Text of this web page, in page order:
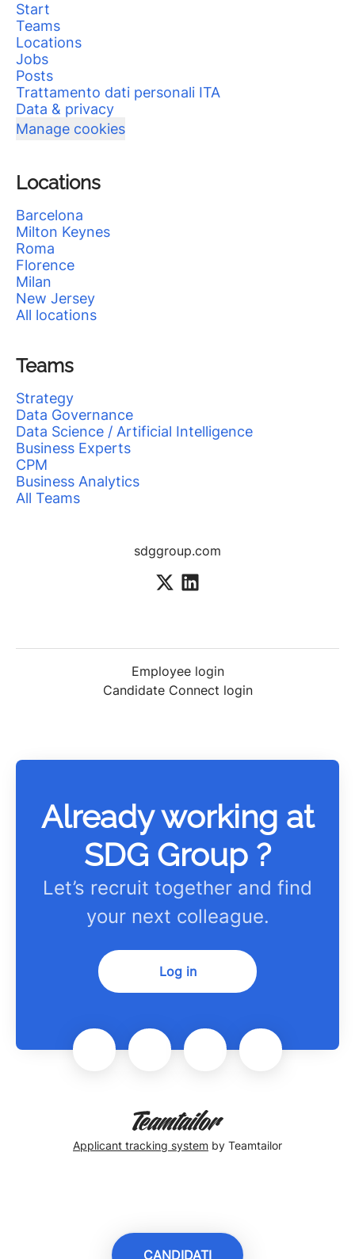
CANDIDATI
Start
Teams
Locations
Jobs
Posts
Trattamento dati personali ITA
Data & privacy
Manage cookies
Locations
Barcelona
Milton Keynes
Roma
Florence
Milan
New Jersey
All locations
Teams
Strategy
Data Governance
Data Science / Artificial Intelligence
Business Experts
CPM
Business Analytics
All Teams
sdggroup.com
Employee login
Candidate Connect login
Already working at
SDG Group ?
Let’s recruit together and find
your next colleague.
Log in
Applicant tracking system by Teamtailor